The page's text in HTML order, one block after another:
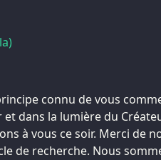
connu de vous
et dans la lumière du
à vous ce soir. Merci de
de recherche. Nous